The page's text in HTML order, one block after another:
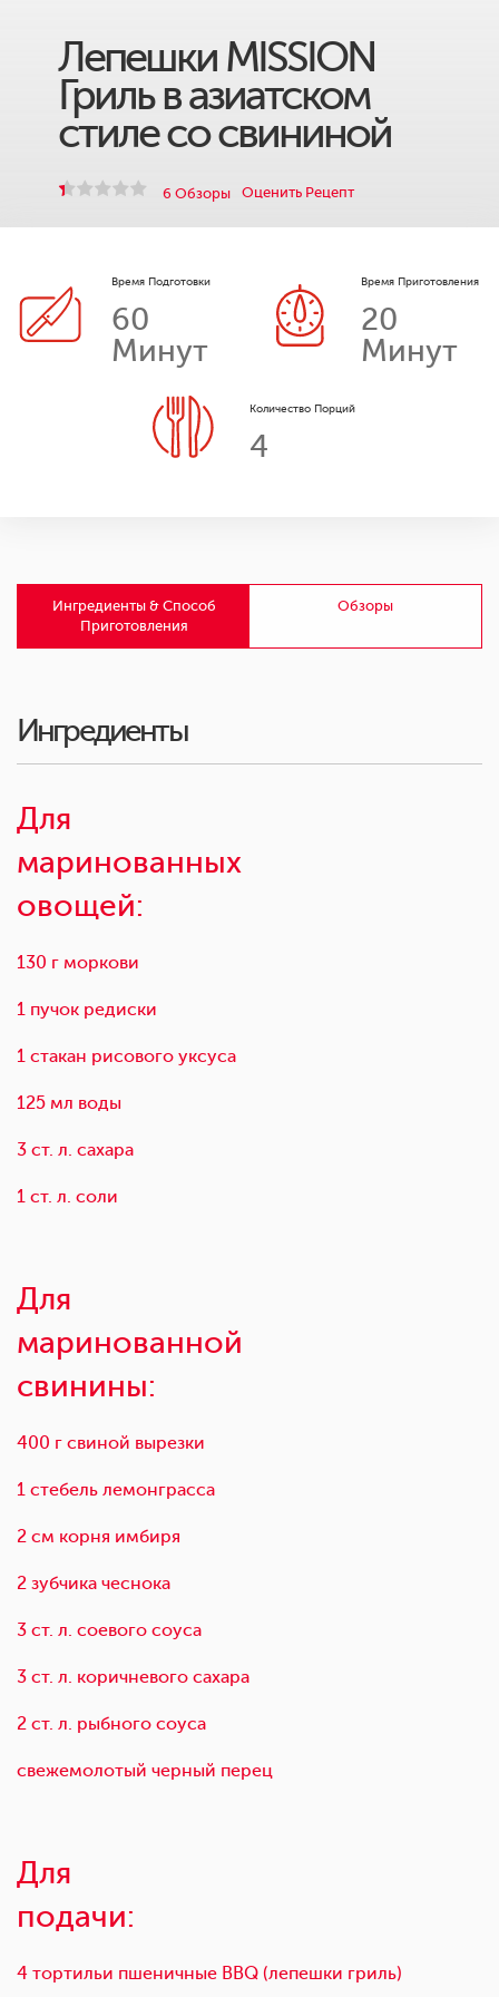
Лепешки MISSION
Гриль в азиатском
стиле со свининой
6 Обзоры Оценить Рецепт
Время Подготовки
60
Минут
Время Приготовления
20
Минут
Количество Порций
4
Ингредиенты & Способ
Приготовления
Обзоры
Ингредиенты
Для
маринованных
овощей:
130 г моркови
1 пучок редиски
1 стакан рисового уксуса
125 мл воды
3 ст. л. сахара
1 ст. л. соли
Для
маринованной
свинины:
400 г свиной вырезки
1 стебель лемонграсса
2 см корня имбиря
2 зубчика чеснока
3 ст. л. соевого соуса
3 ст. л. коричневого сахара
2 ст. л. рыбного соуса
свежемолотый черный перец
Для
подачи:
4 тортильи пшеничные BBQ (лепешки гриль)